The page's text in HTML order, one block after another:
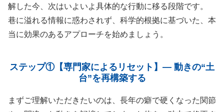
解した今、次はいよいよ具体的な行動に移る段階です。
巷に溢れる情報に惑わされず、科学的根拠に基づいた、本
当に効果のあるアプローチを始めましょう。
ステップ①【専門家によるリセット】― 動きの“土
台”を再構築する
まずご理解いただきたいのは、長年の癖で硬くなった関節